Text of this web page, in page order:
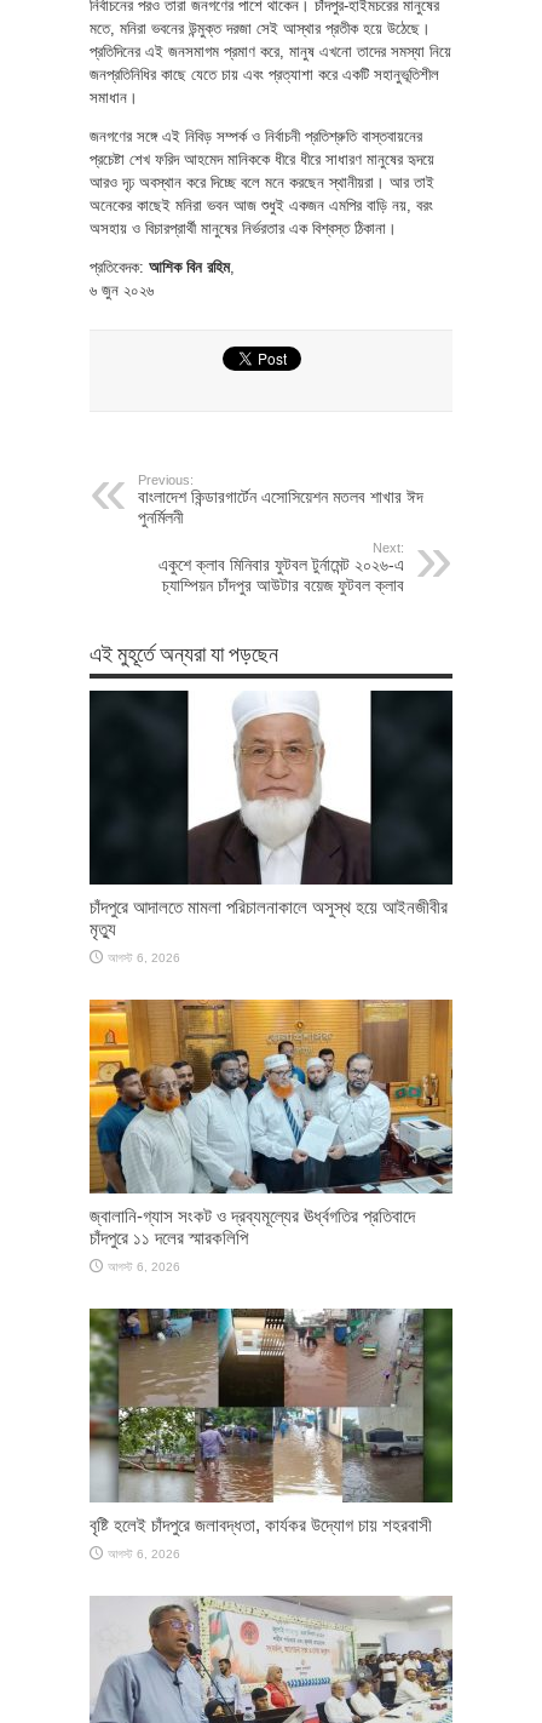
নির্বাচনের পরও তারা জনগণের পাশে থাকেন। চাঁদপুর-হাইমচরের মানুষের
মতে, মনিরা ভবনের উন্মুক্ত দরজা সেই আস্থার প্রতীক হয়ে উঠেছে।
প্রতিদিনের এই জনসমাগম প্রমাণ করে, মানুষ এখনো তাদের সমস্যা নিয়ে
জনপ্রতিনিধির কাছে যেতে চায় এবং প্রত্যাশা করে একটি সহানুভূতিশীল
সমাধান।
জনগণের সঙ্গে এই নিবিড় সম্পর্ক ও নির্বাচনী প্রতিশ্রুতি বাস্তবায়নের
প্রচেষ্টা শেখ ফরিদ আহমেদ মানিককে ধীরে ধীরে সাধারণ মানুষের হৃদয়ে
আরও দৃঢ় অবস্থান করে দিচ্ছে বলে মনে করছেন স্থানীয়রা। আর তাই
অনেকের কাছেই মনিরা ভবন আজ শুধুই একজন এমপির বাড়ি নয়, বরং
অসহায় ও বিচারপ্রার্থী মানুষের নির্ভরতার এক বিশ্বস্ত ঠিকানা।
প্রতিবেদক: আশিক বিন রহিম,
৬ জুন ২০২৬
Previous:
বাংলাদেশ কিন্ডারগার্টেন এসোসিয়েশন মতলব শাখার ঈদ
পুনর্মিলনী
Next:
একুশে ক্লাব মিনিবার ফুটবল টুর্নামেন্ট ২০২৬-এ
চ্যাম্পিয়ন চাঁদপুর আউটার বয়েজ ফুটবল ক্লাব
এই মুহূর্তে অন্যরা যা পড়ছেন
চাঁদপুরে আদালতে মামলা পরিচালনাকালে অসুস্থ হয়ে আইনজীবীর
মৃত্যু
আগস্ট 6, 2026
জ্বালানি-গ্যাস সংকট ও দ্রব্যমূল্যের ঊর্ধ্বগতির প্রতিবাদে
চাঁদপুরে ১১ দলের স্মারকলিপি
আগস্ট 6, 2026
বৃষ্টি হলেই চাঁদপুরে জলাবদ্ধতা, কার্যকর উদ্যোগ চায় শহরবাসী
আগস্ট 6, 2026